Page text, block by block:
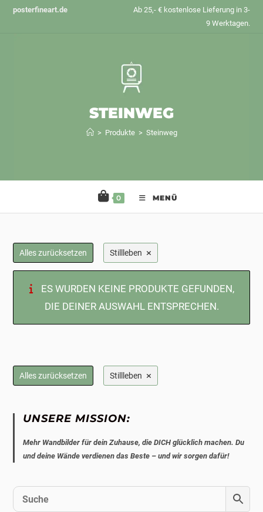
Zumposterfineart.de
Ab 25,- € kostenlose Lieferung in 3-
9 Werktagen.
STEINWEG
> Produkte > Steinweg
0 MENÜ
Alles zurücksetzen Stillleben ×
ES WURDEN KEINE PRODUKTE GEFUNDEN,
DIE DEINER AUSWAHL ENTSPRECHEN.
Alles zurücksetzen Stillleben ×
UNSERE MISSION:
Mehr Wandbilder für dein Zuhause, die DICH glücklich machen. Du
und deine Wände verdienen das Beste – und wir sorgen dafür!